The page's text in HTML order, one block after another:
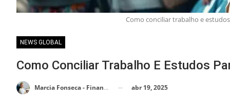
Como conciliar trabalho e
NEWS GLOBAL
Como Conciliar Trabalho E Estudos
Marcia Fonseca - Financial Consultant abr 19, 2025